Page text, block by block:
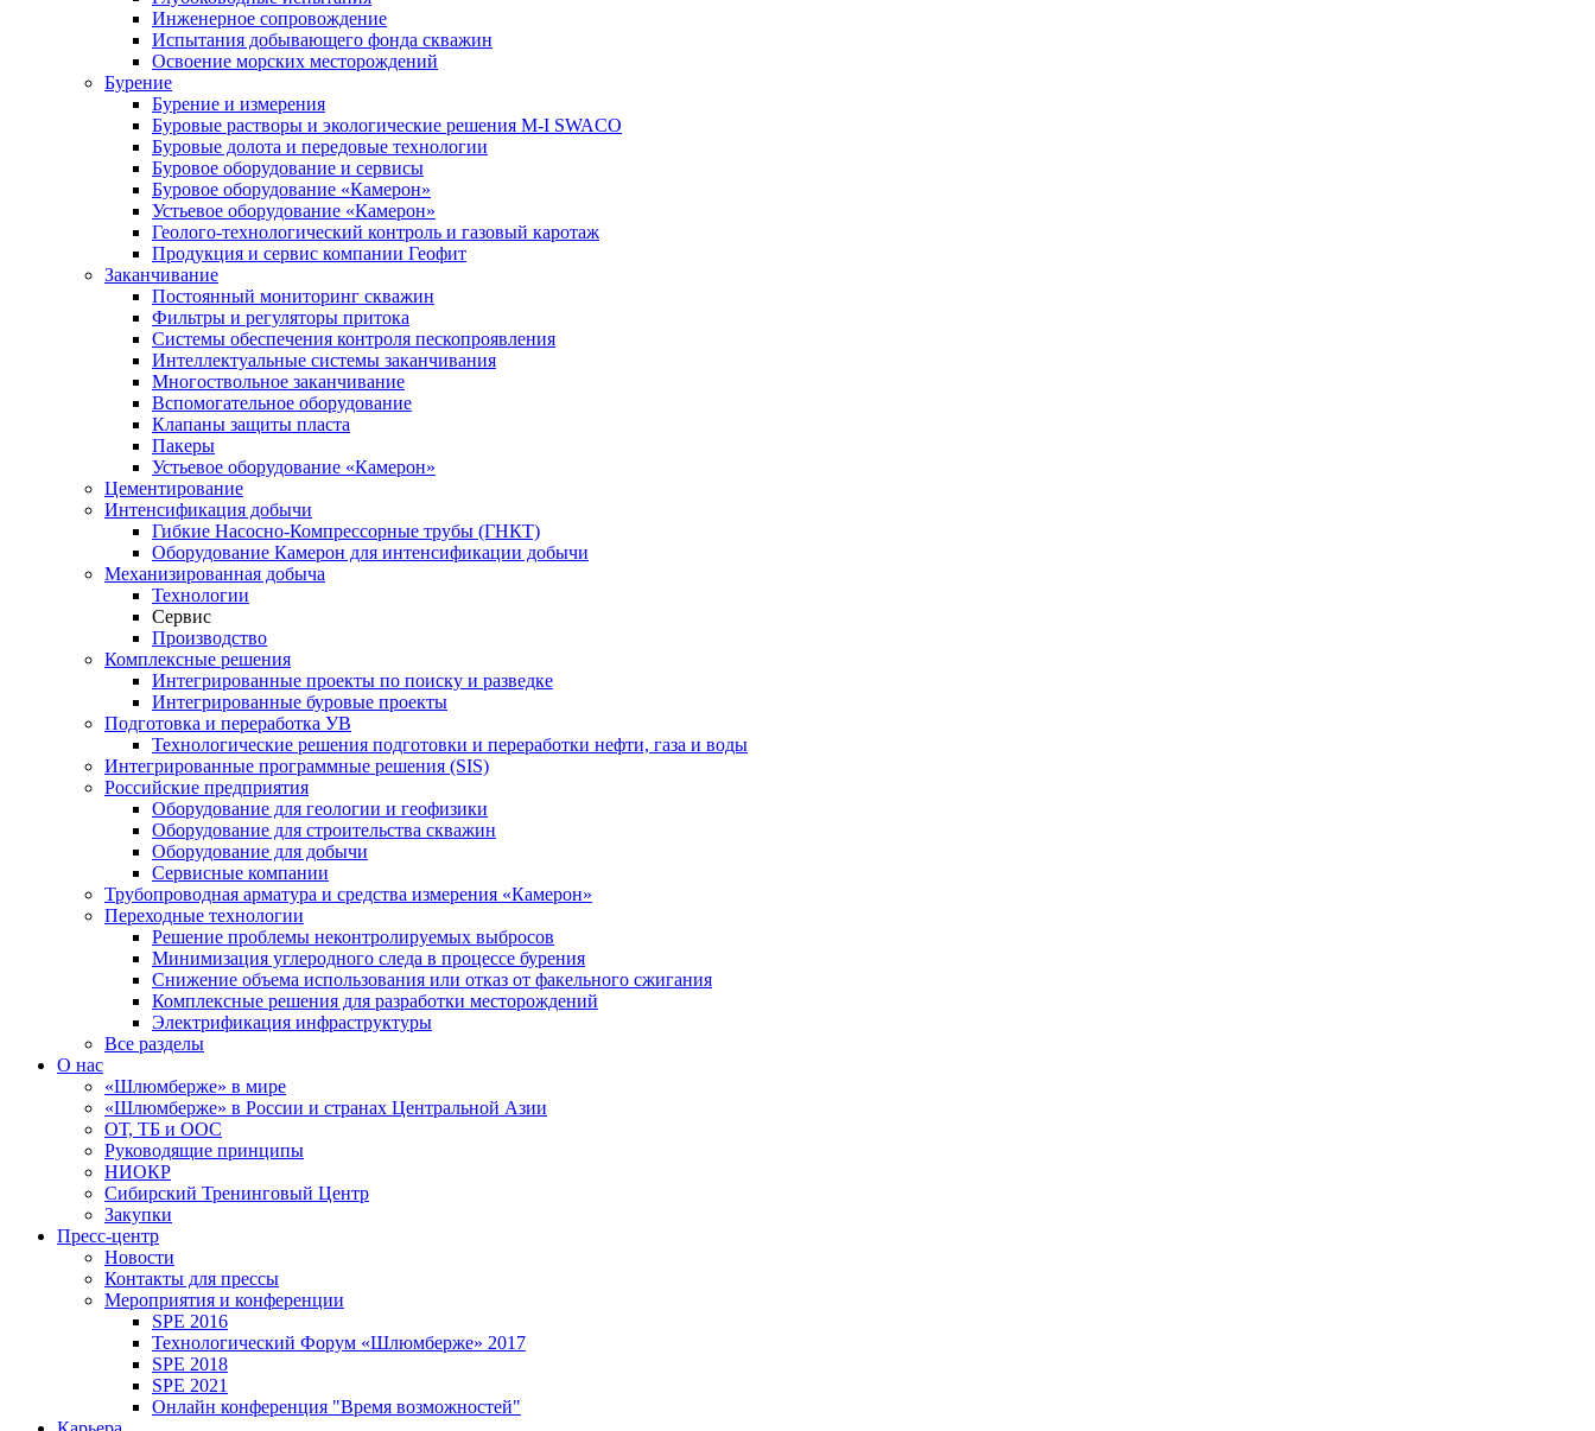
Инженерное сопровождение
Испытания добывающего фонда скважин
Освоение морских месторождений
Бурение
Бурение и измерения
Буровые растворы и экологические решения M-I SWACO
Буровые долота и передовые технологии
Буровое оборудование и сервисы
Буровое оборудование «Камерон»
Устьевое оборудование «Камерон»
Геолого-технологический контроль и газовый каротаж
Продукция и сервис компании Геофит
Заканчивание
Постоянный мониторинг скважин
Фильтры и регуляторы притока
Cистемы обеспечения контроля пескопроявления
Интеллектуальные системы заканчивания
Многоствольное заканчивание
Вспомогательное оборудование
Клапаны защиты пласта
Пакеры
Устьевое оборудование «Камерон»
Цементирование
Интенсификация добычи
Гибкие Насосно-Компрессорные трубы (ГНКТ)
Оборудование Камерон для интенсификации добычи
Механизированная добыча
Технологии
Сервис
Производство
Комплексные решения
Интегрированные проекты по поиску и разведке
Интегрированные буровые проекты
Подготовка и переработка УВ
Технологические решения подготовки и переработки нефти, газа и воды
Интегрированные программные решения (SIS)
Российские предприятия
Оборудование для геологии и геофизики
Оборудование для строительства скважин
Оборудование для добычи
Сервисные компании
Трубопроводная арматура и средства измерения «Камерон»
Переходные технологии
Решение проблемы неконтролируемых выбросов
Минимизация углеродного следа в процессе бурения
Снижение объема использования или отказ от факельного сжигания
Комплексные решения для разработки месторождений
Электрификация инфраструктуры
Все разделы
О нас
«Шлюмберже» в мире
«Шлюмберже» в России и странах Центральной Азии
ОТ, ТБ и ООС
Руководящие принципы
НИОКР
Сибирский Тренинговый Центр
Закупки
Пресс-центр
Новости
Контакты для прессы
Мероприятия и конференции
SPE 2016
Технологический Форум «Шлюмберже» 2017
SPE 2018
SPE 2021
Онлайн конференция "Время возможностей"